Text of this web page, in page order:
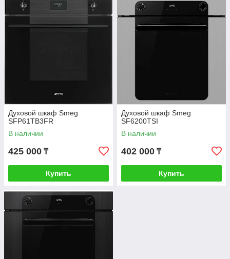
Духовой шкаф Smeg
SFP61TB3FR
В наличии
425 000 ₸
Купить
Духовой шкаф Smeg
SF6200TSI
В наличии
402 000 ₸
Купить